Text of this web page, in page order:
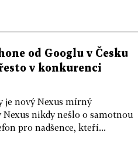
od Googlu v Česku
v konkurenci
je nový Nexus mírný
nikdy nešlo o samotnou
pro nadšence, kteří...